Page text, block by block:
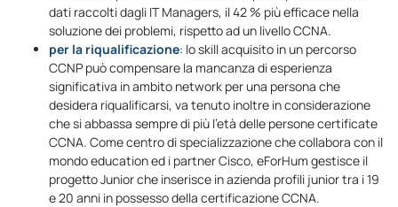
dati raccolti dagli IT Managers, il 42 % più efficace nella
soluzione dei problemi, rispetto ad un livello CCNA.
per la riqualificazione: lo skill acquisito in un percorso
CCNP può compensare la mancanza di esperienza
significativa in ambito network per una persona che
desidera riqualificarsi, va tenuto inoltre in considerazione
che si abbassa sempre di più l’età delle persone certificate
CCNA. Come centro di specializzazione che collabora con il
mondo education ed i partner Cisco, eForHum gestisce il
progetto Junior che inserisce in azienda profili junior tra i 19
e 20 anni in possesso della certificazione CCNA.